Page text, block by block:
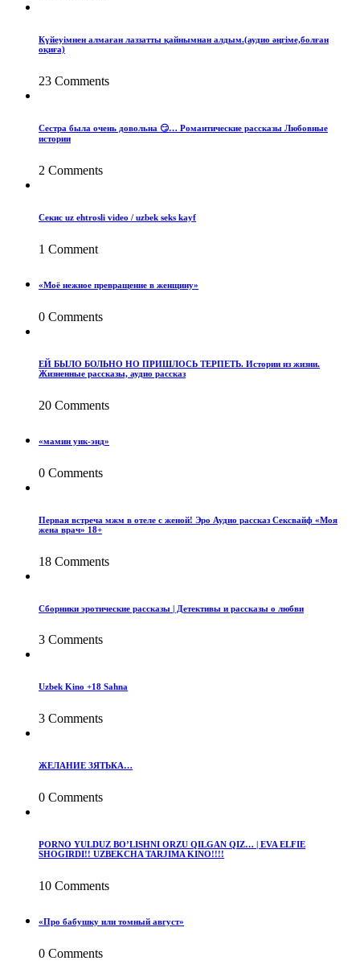
Күйеуімнен алмаған лаззатты қайнымнан алдым.(аудио әңгіме,болған
оқиға)
23 Comments
Сестра была очень довольна 😏… Романтические рассказы Любовные
истории
2 Comments
Секис uz ehtrosli video / uzbek seks kayf
1 Comment
«Моё нежное превращение в женщину»
0 Comments
ЕЙ БЫЛО БОЛЬНО НО ПРИШЛОСЬ ТЕРПЕТЬ. Истории из жизни.
Жизненные рассказы, аудио рассказ
20 Comments
«мамин уик-энд»
0 Comments
Первая встреча мжм в отеле с женой! Эро Аудио рассказ Сексвайф «Моя
жена врач» 18+
18 Comments
Сборники эротические рассказы | Детективы и рассказы о любви
3 Comments
Uzbek Kino +18 Sahna
3 Comments
ЖЕЛАНИЕ ЗЯТЬКА…
0 Comments
PORNO YULDUZ BO’LISHNI ORZU QILGAN QIZ… | EVA ELFIE
SHOGIRDI!! UZBEKCHA TARJIMA KINO!!!!
10 Comments
«Про бабушку или томный август»
0 Comments